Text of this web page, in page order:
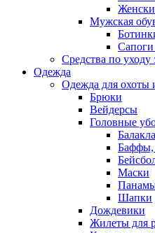
Мужская
Средства по уходу
Одежда
Одежда для охоты
Брюки
Вейдерсы
Головные
Баффы,
Маски
Шапки
Дождевики
Жилеты для